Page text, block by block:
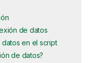
de datos
en el script
de datos?